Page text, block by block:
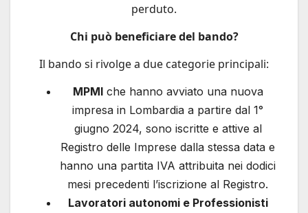
perduto.
Chi può beneficiare del bando?
Il bando si rivolge a due categorie principali:
MPMIche hanno avviato una nuova
impresa in Lombardia a partire dal 1°
giugno 2024, sono iscritte e attive al
Registro delle Imprese dalla stessa data e
hanno una partita IVA attribuita nei dodici
mesi precedenti l’iscrizione al Registro.
Lavoratori autonomi e Professionisti